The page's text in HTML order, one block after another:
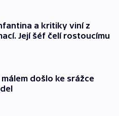
a kritiky viní z
Její šéf čelí rostoucímu
došlo ke srážce